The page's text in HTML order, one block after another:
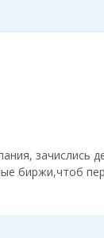
зачислись
биржи,чтоб